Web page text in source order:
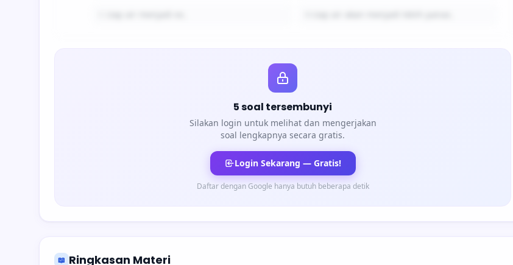
5 soal tersembunyi
Silakan login untuk melihat dan mengerjakan
soal lengkapnya secara gratis.
Login Sekarang — Gratis!
Daftar dengan Google hanya butuh beberapa detik
📖 Ringkasan Materi